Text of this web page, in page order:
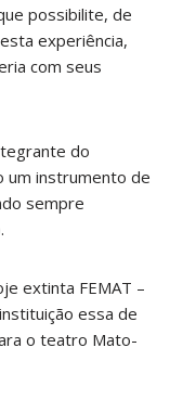
possibilite, de
experiência,
com seus
do
instrumento de
sempre
extinta FEMAT –
essa de
o teatro Mato-